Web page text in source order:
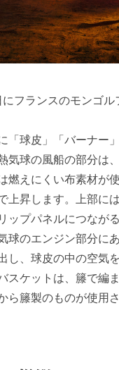
にフランスのモンゴ
「球皮」「バーナー
気球の風船の部分は
燃えにくい布素材が
上昇します。上部に
ップパネルにつなが
球のエンジン部分に
し、球皮の中の空気
スケットは、籐で編
ら籐製のものが使用